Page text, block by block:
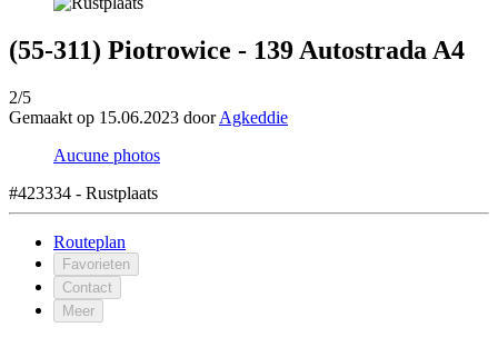
(55-311) Piotrowice - 139 Autostrada A4
2/5
Gemaakt op 15.06.2023 doorAgkeddie
Aucune photos
#423334 - Rustplaats
Routeplan
Favorieten
Contact
Meer